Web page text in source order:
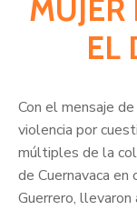
MUJER
EL
Con el mensaje
violencia por
múltiples de la
de Cuernavaca
Guerrero, llevaron